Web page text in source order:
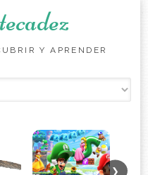
Y APRENDER
❯